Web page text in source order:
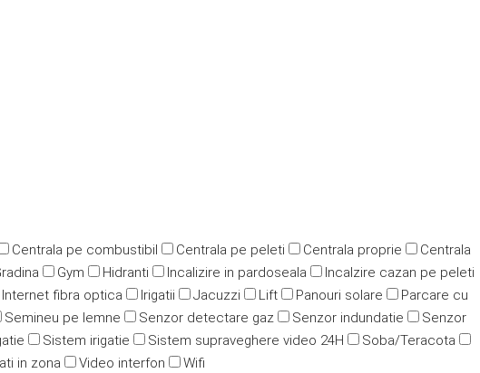
Centrala pe combustibil Centrala pe peleti Centrala proprie
Centrala
Gym Hidranti Incalizire in pardoseala
Incalzire cazan pe peleti
Internet fibra optica Irigatii Jacuzzi Lift Panouri solare
Parcare cu
Semineu pe lemne Senzor detectare gaz Senzor indundatie
Senzor
Sistem irigatie Sistem supraveghere video 24H
Soba/Teracota
in zona Video interfon Wifi